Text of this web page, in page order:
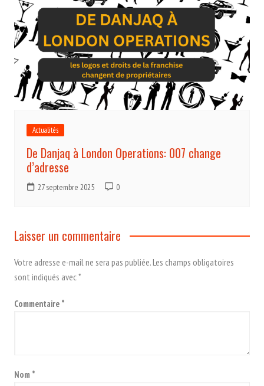
Actualités
De Danjaq à London Operations: 007 change
d’adresse
27 septembre 2025 0
Laisser un commentaire
Votre adresse e-mail ne sera pas publiée.Les champs obligatoires
sont indiqués avec*
Commentaire *
Nom *